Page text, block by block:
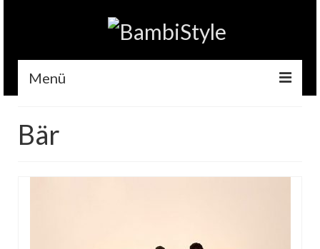
Menü
Gehäkelt
Accessoires
Bär